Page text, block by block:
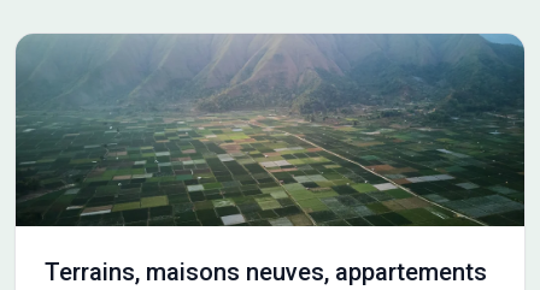
Terrains, maisons neuves, appartements